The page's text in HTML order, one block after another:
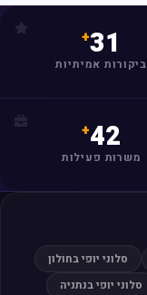
31
ביקורות אמיתיות
42
משרות פעילות
סלוני יופי בחולון
סלוני יופי בנתניה